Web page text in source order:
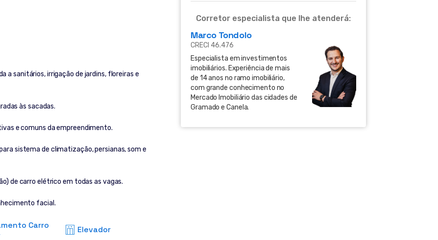
a sanitários, irrigação de jardins, floreiras e
às sacadas.
e comuns da empreendimento.
sistema de climatização, persianas, som e
de carro elétrico em todas as vagas.
facial.
Carro
Elevador
Corretor especialista que lhe atenderá:
Marco Tondolo
CRECI 46.476
Especialista em investimentos
imobiliários. Experiência de mais
de 14 anos no ramo imobiliário,
com grande conhecimento no
Mercado Imobiliário das cidades de
Gramado e Canela.